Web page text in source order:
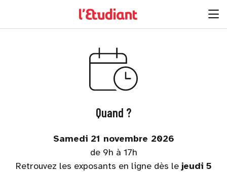
Quand ?
Samedi 21 novembre 2026
de 9h à 17h
Retrouvez les exposants en ligne dès le jeudi 5